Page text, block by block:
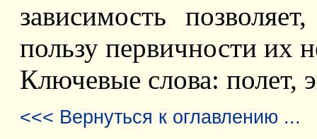
зависимость
пользу первичности их
Ключевые слова: полет,
<<< Вернуться к оглавлению ...